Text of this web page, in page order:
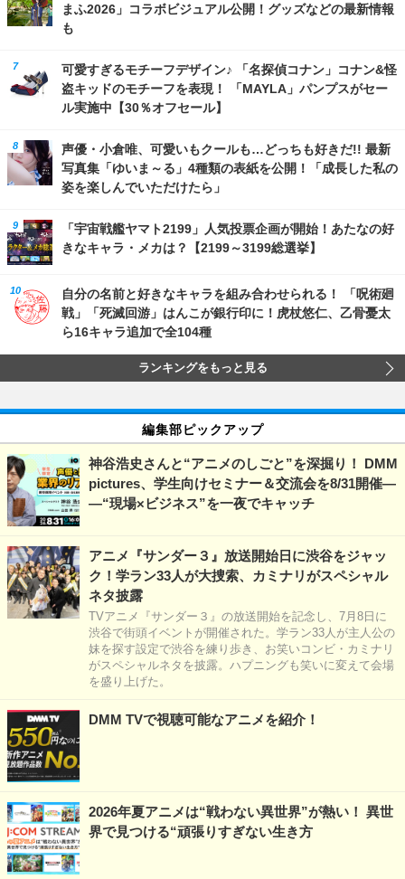
まふ2026」コラボビジュアル公開！グッズなどの最新情報
も
可愛すぎるモチーフデザイン♪ 「名探偵コナン」コナン&怪
盗キッドのモチーフを表現！ 「MAYLA」パンプスがセー
ル実施中【30％オフセール】
声優・小倉唯、可愛いもクールも…どっちも好きだ!! 最新
写真集「ゆいま～る」4種類の表紙を公開！「成長した私の
姿を楽しんでいただけたら」
「宇宙戦艦ヤマト2199」人気投票企画が開始！あたなの好
きなキャラ・メカは？【2199～3199総選挙】
自分の名前と好きなキャラを組み合わせられる！ 「呪術廻
戦」「死滅回游」はんこが銀行印に！虎杖悠仁、乙骨憂太
ら16キャラ追加で全104種
ランキングをもっと見る
編集部ピックアップ
神谷浩史さんと“アニメのしごと”を深掘り！ DMM
pictures、学生向けセミナー＆交流会を8/31開催―
―“現場×ビジネス”を一夜でキャッチ
アニメ『サンダー３』放送開始日に渋谷をジャッ
ク！学ラン33人が大捜索、カミナリがスペシャル
ネタ披露
TVアニメ『サンダー３』の放送開始を記念し、7月8日に
渋谷で街頭イベントが開催された。学ラン33人が主人公の
妹を探す設定で渋谷を練り歩き、お笑いコンビ・カミナリ
がスペシャルネタを披露。ハプニングも笑いに変えて会場
を盛り上げた。
DMM TVで視聴可能なアニメを紹介！
2026年夏アニメは“戦わない異世界”が熱い！ 異世
界で見つける“頑張りすぎない生き方